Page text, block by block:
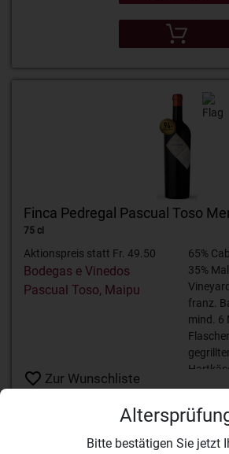
Bitte bestätigen Sie jetzt
Finca Pedregal Pascual Toso
75 cl
Aktionspreis statt Fr. 49.50
Bodegas e Vinedos
Pascual Toso, Maipu
65%
35%
franz.
mind. 6
Zur Wunschliste
42.50 CHF